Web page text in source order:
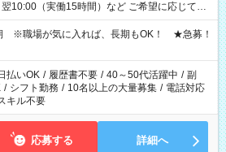
（実働15時間）など ご希望に応じて、
きます！ お気軽に担当へ相談ください！
※職場が気に入れば、長期もOK！ ★急募！
払いOK / 履歴書不要 / 40～50代活躍中 / 副
/ シフト勤務 / 10名以上の大量募集 / 電話対応
キル不要
応募する 詳細へ